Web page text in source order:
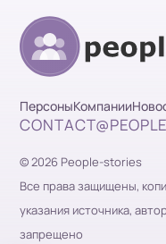
ПерсоныКомпании
© 2026 People-stories
Все права защищены,
указания источника,
запрещено